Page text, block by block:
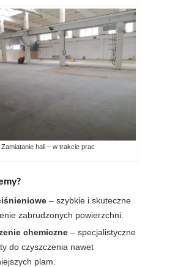
Zamiatanie hali – w trakcie prac
– szybkie i skuteczne
zabrudzonych powierzchni.
chemiczne – specjalistyczne
do czyszczenia nawet
plam.